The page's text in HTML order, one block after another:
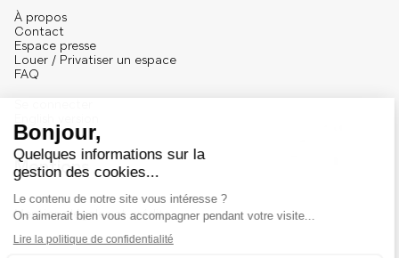
À propos
Contact
Espace presse
Louer / Privatiser un espace
FAQ
Mentions
Mentions légales et crédits